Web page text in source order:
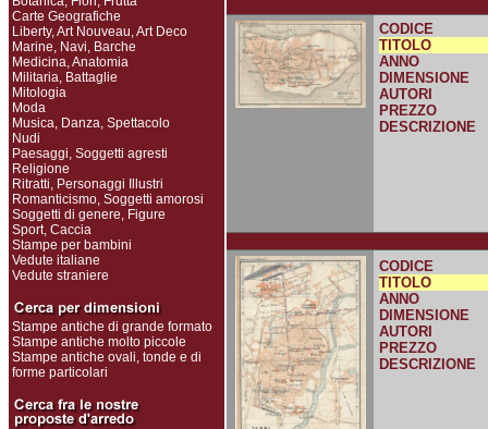
Carte Geografiche
Liberty, Art Nouveau, Art Deco
Marine, Navi, Barche
Medicina, Anatomia
Militaria, Battaglie
Mitologia
Moda
Musica, Danza, Spettacolo
Nudi
Paesaggi, Soggetti agresti
Religione
Ritratti, Personaggi Illustri
Romanticismo, Soggetti amorosi
Soggetti di genere, Figure
Sport, Caccia
Stampe per bambini
Vedute italiane
Vedute straniere
Stampe antiche di grande formato
Stampe antiche molto piccole
Stampe antiche ovali, tonde e di
forme particolari
CODICE
TITOLO
ANNO
DIMENSIONE
AUTORI
PREZZO
DESCRIZIONE
CODICE
TITOLO
ANNO
DIMENSIONE
AUTORI
PREZZO
DESCRIZIONE